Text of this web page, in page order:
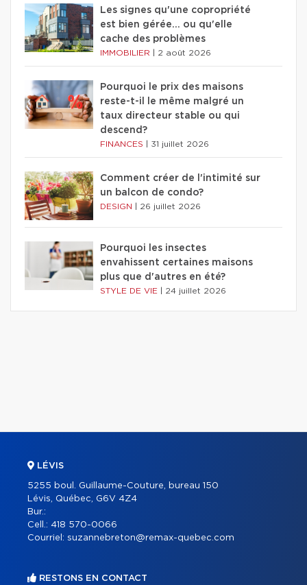
Les signes qu'une copropriété
est bien gérée… ou qu'elle
cache des problèmes
IMMOBILIER 2 août 2026
Pourquoi le prix des maisons
reste-t-il le même malgré un
taux directeur stable ou qui
descend?
FINANCES 31 juillet 2026
Comment créer de l'intimité sur
un balcon de condo?
DESIGN 26 juillet 2026
Pourquoi les insectes
envahissent certaines maisons
plus que d'autres en été?
STYLE DE VIE 24 juillet 2026
LÉVIS
5255 boul. Guillaume-Couture, bureau 150
Lévis, Québec, G6V 4Z4
Bur.:
Cell.: 418 570-0066
Courriel: suzannebreton@remax-quebec.com
RESTONS EN CONTACT